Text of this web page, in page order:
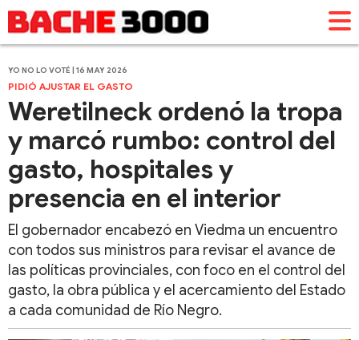
YO NO LO VOTÉ | 16 MAY 2026
PIDIÓ AJUSTAR EL GASTO
Weretilneck ordenó la tropa
y marcó rumbo: control del
gasto, hospitales y
presencia en el interior
El gobernador encabezó en Viedma un encuentro
con todos sus ministros para revisar el avance de
las políticas provinciales, con foco en el control del
gasto, la obra pública y el acercamiento del Estado
a cada comunidad de Río Negro.